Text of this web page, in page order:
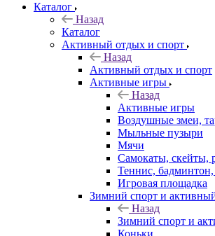
Каталог
Назад
Каталог
Активный отдых и спорт
Назад
Активный отдых и спорт
Активные игры
Назад
Активные игры
Воздушные змеи,
Мыльные пузыри
Мячи
Самокаты, скейты,
Теннис,
Игровая площадка
Зимний спорт и
Назад
Зимний спорт и
Коньки